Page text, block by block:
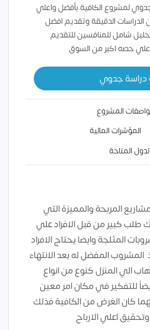
لمشروع الكافية بأفضل واعلي
الدقيقة وتقديم افضل
شامل للمنافسين للتقديم
حصه اكبر من السوق
جدوي
المشروع
المؤشرات المالية
الدول المتاحة
المربحة والمميزة التي
طلب كبير من قبل الافراد علي
المثلجة وايضا يحتاج الافراد
المشروب المفضل له بعد الانتهاء
الي المنزل كنوع من انواع
للتفكير في مكان امر معين
كان الغرض من الكافية فذلك
اعلي الارباح